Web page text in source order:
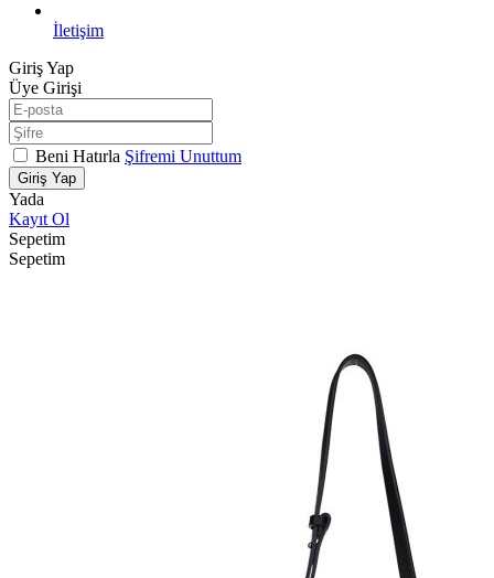
İletişim
Giriş Yap
Üye Girişi
Beni Hatırla Şifremi Unuttum
Giriş Yap
Yada
Kayıt Ol
Sepetim
Sepetim